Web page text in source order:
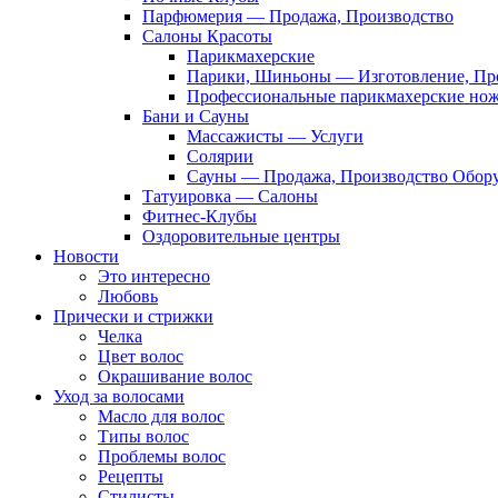
Парфюмерия — Продажа, Производство
Салоны Красоты
Парикмахерские
Парики, Шиньоны — Изготовление,
Профессиональные парикмахерские
Бани и Сауны
Массажисты — Услуги
Солярии
Сауны — Продажа, Производство
Татуировка — Салоны
Фитнес-Клубы
Оздоровительные центры
Новости
Это интересно
Любовь
Прически и стрижки
Челка
Цвет волос
Окрашивание волос
Уход за волосами
Масло для волос
Типы волос
Проблемы волос
Рецепты